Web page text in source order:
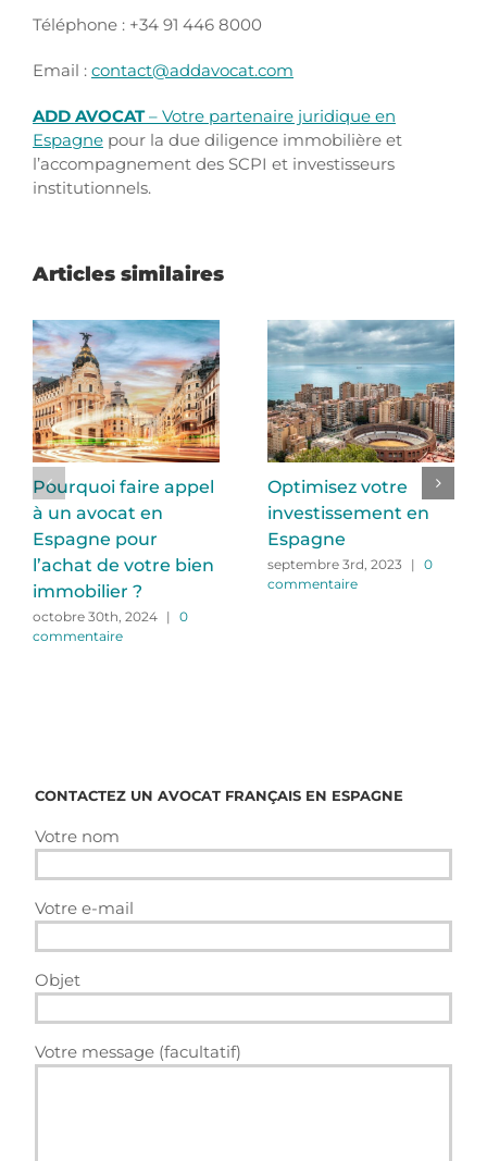
Téléphone : +34 91 446 8000
Email : contact@addavocat.com
ADD AVOCAT– Votre partenaire juridique en
Espagne pour la due diligence immobilière et
l’accompagnement des SCPI et investisseurs
institutionnels.
Articles similaires
Pourquoi faire appel
à un avocat en
Espagne pour
l’achat de votre bien
immobilier ?
octobre 30th, 2024 | 0
commentaire
Optimisez votre
investissement en
Espagne
septembre 3rd, 2023 | 0
commentaire
CONTACTEZ UN AVOCAT FRANÇAIS EN ESPAGNE
Votre nom
Votre e-mail
Objet
Votre message (facultatif)